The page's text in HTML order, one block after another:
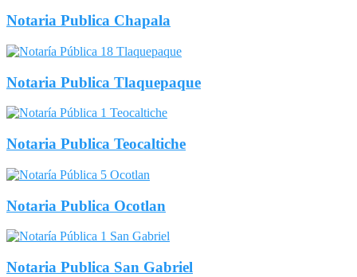
Notaria Publica Chapala
Notaria Publica Tlaquepaque
Notaria Publica Teocaltiche
Notaria Publica Ocotlan
Notaria Publica San Gabriel